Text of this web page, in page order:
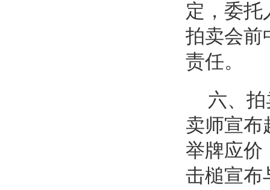
定，委托
拍卖会前
责任。
六、
卖师宣布
举牌应价
击槌宣布